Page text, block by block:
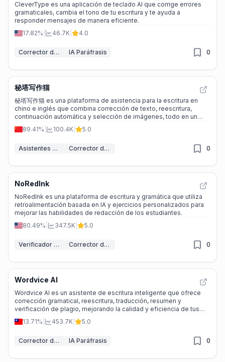
CleverType es una aplicación de teclado AI que corrige errores
gramaticales, cambia el tono de tu escritura y te ayuda a
responder mensajes de manera eficiente.
17.82%
46.7K 4.0
Corrector de gramática IA IA Paráfrasis 0
秘塔写作猫
秘塔写作猫 es una plataforma de asistencia para la escritura en
chino e inglés que combina corrección de texto, reescritura,
continuación automática y selección de imágenes, todo en un
entorno seguro y fácil de usar.
89.41% 100.4K 5.0
Asistentes de escritura IA Corrector de gramática IA 0
NoRedInk
NoRedInk es una plataforma de escritura y gramática que utiliza
retroalimentación basada en IA y ejercicios personalizados para
mejorar las habilidades de redacción de los estudiantes.
80.49%
347.5K 5.0
Verificador de Ensayos IA Corrector de gramática IA 0
Wordvice AI
Wordvice AI es un asistente de escritura inteligente que ofrece
corrección gramatical, reescritura, traducción, resumen y
verificación de plagio, mejorando la calidad y eficiencia de tus
textos.
13.71% 453.7K 5.0
Corrector de gramática IA IA Paráfrasis 0